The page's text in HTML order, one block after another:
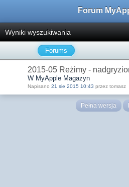
Forum
Wyniki wyszukiwania
Forums
2015-05 Reżimy -
W MyApple Magazyn
Napisano 21 sie 2015 10:43 przez tomasz
Pełna wersja